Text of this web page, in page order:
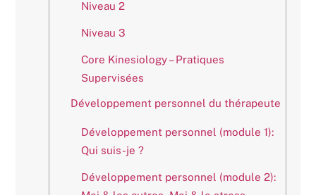
Niveau 2
Niveau 3
Core Kinesiology – Pratiques
Supervisées
Développement personnel du thérapeute
Développement personnel (module 1):
Qui suis-je ?
Développement personnel (module 2):